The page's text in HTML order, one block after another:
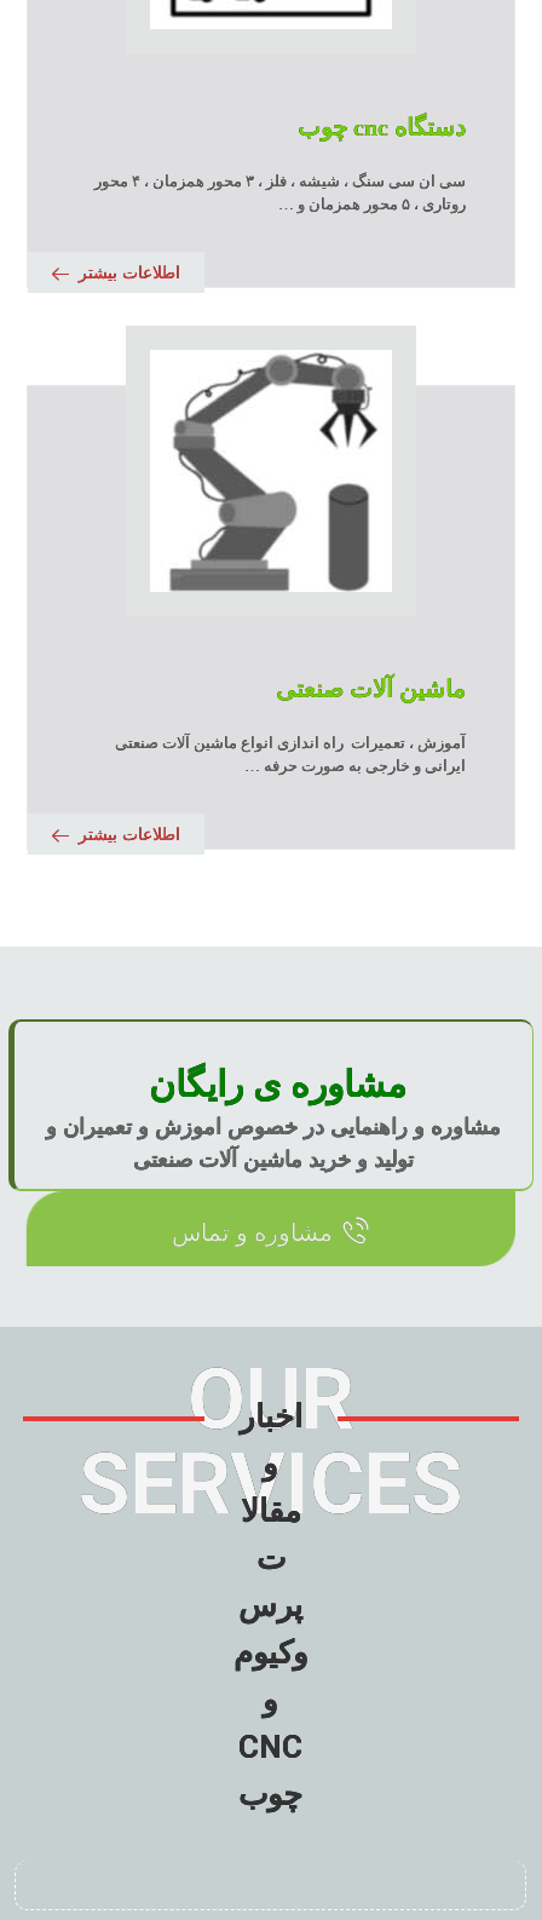
دستگاه cnc چوب
سی ان سی سنگ ، شیشه ، فلز ، ۳ محور همزمان ، ۴ محور
روتاری ، ۵ محور همزمان و …
اطلاعات بیشتر
ماشین آلات صنعتی
آموزش ، تعمیرات راه اندازی انواع ماشین آلات صنعتی
ایرانی و خارجی به صورت حرفه …
اطلاعات بیشتر
مشاوره ی رایگان
مشاوره و راهنمایی در خصوص اموزش و تعمیران و
تولید و خرید ماشین آلات صنعتی
مشاوره و تماس
OUR
SERVICES
اخبار
و
مقالا
ت
پرس
وکیوم
و
CNC
چوب